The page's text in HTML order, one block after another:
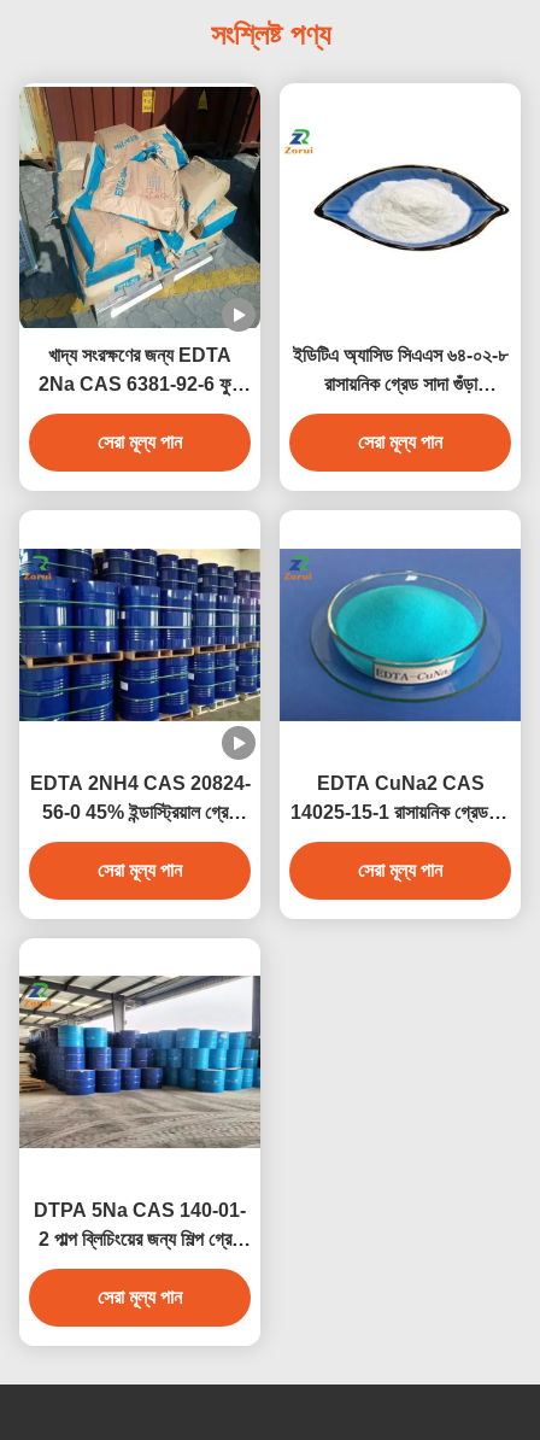
সংশ্লিষ্ট পণ্য
খাদ্য সংরক্ষণের জন্য EDTA
2Na CAS 6381-92-6 ফুড
গ্রেড হোয়াইট পাউডার ডিসোডিয়াম
সল্ট ডিহাইড্রেট চেলেটিং
সেরা মূল্য পান
ইডিটিএ অ্যাসিড সিএএস ৬৪-০২-৮
রাসায়নিক গ্রেড সাদা গুঁড়া
ইথাইলিনডিঅ্যামিনেট্রাসেটিক এসিড
শিল্প ব্যবহারের জন্য
সেরা মূল্য পান
EDTA 2NH4 CAS 20824-
56-0 45% ইন্ডাস্ট্রিয়াল গ্রেড
লিকুইড ডায়ামোনিয়াম সল্ট চেলেটিং
এজেন্ট কৃষির জন্য
সেরা মূল্য পান
EDTA CuNa2 CAS
14025-15-1 রাসায়নিক গ্রেড ব্লু
পাউডার কপার চেলেট কৃষি
মাইক্রোনিউট্রিয়েন্টের জন্য
সেরা মূল্য পান
DTPA 5Na CAS 140-01-
2 পাল্প ব্লিচিংয়ের জন্য শিল্প গ্রেড
হলুদ তরল পেন্টাসোডিয়াম চেলেটিং
এজেন্ট
সেরা মূল্য পান